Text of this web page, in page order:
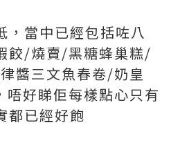
，當中已經包括咗八
餃/燒賣/黑糖蜂巢糕/
醬三文魚春卷/奶皇
好睇佢每樣點心只有
都已經好飽